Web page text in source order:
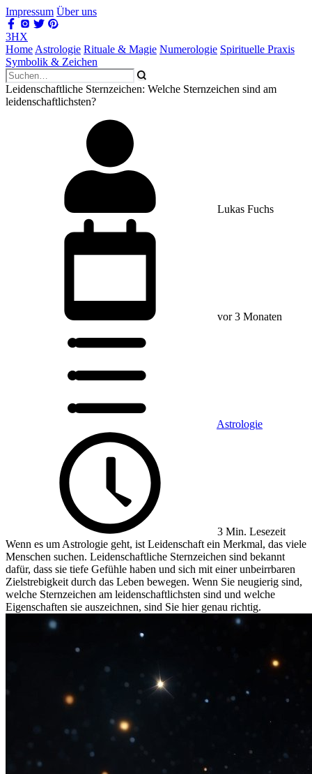
Impressum Über uns
3HX
Home Astrologie Rituale & Magie Numerologie Spirituelle Praxis
Symbolik & Zeichen
Leidenschaftliche Sternzeichen: Welche Sternzeichen sind am
leidenschaftlichsten?
Lukas Fuchs
vor 3 Monaten
Astrologie
3 Min. Lesezeit
Wenn es um Astrologie geht, ist Leidenschaft ein Merkmal, das viele
Menschen suchen. Leidenschaftliche Sternzeichen sind bekannt
dafür, dass sie tiefe Gefühle haben und sich mit einer unbeirrbaren
Zielstrebigkeit durch das Leben bewegen. Wenn Sie neugierig sind,
welche Sternzeichen am leidenschaftlichsten sind und welche
Eigenschaften sie auszeichnen, sind Sie hier genau richtig.